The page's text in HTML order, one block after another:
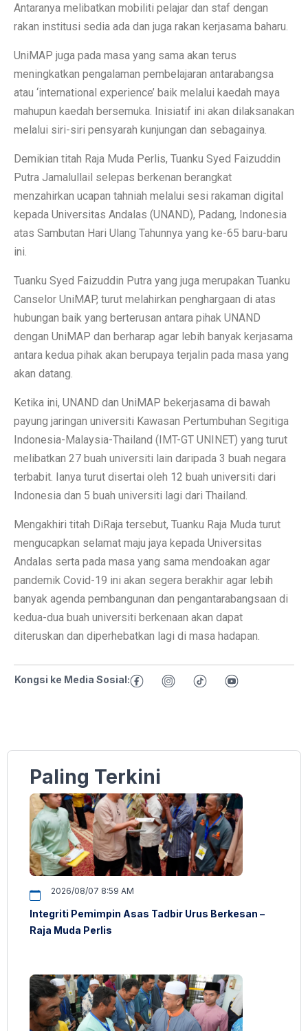
Antaranya melibatkan mobiliti pelajar dan staf dengan
rakan institusi sedia ada dan juga rakan kerjasama baharu.
UniMAP juga pada masa yang sama akan terus
meningkatkan pengalaman pembelajaran antarabangsa
atau ‘international experience’ baik melalui kaedah maya
mahupun kaedah bersemuka. Inisiatif ini akan dilaksanakan
melalui siri-siri pensyarah kunjungan dan sebagainya.
Demikian titah Raja Muda Perlis, Tuanku Syed Faizuddin
Putra Jamalullail selepas berkenan berangkat
menzahirkan ucapan tahniah melalui sesi rakaman digital
kepada Universitas Andalas (UNAND), Padang, Indonesia
atas Sambutan Hari Ulang Tahunnya yang ke-65 baru-baru
ini.
Tuanku Syed Faizuddin Putra yang juga merupakan Tuanku
Canselor UniMAP, turut melahirkan penghargaan di atas
hubungan baik yang berterusan antara pihak UNAND
dengan UniMAP dan berharap agar lebih banyak kerjasama
antara kedua pihak akan berupaya terjalin pada masa yang
akan datang.
Ketika ini, UNAND dan UniMAP bekerjasama di bawah
payung jaringan universiti Kawasan Pertumbuhan Segitiga
Indonesia-Malaysia-Thailand (IMT-GT UNINET) yang turut
melibatkan 27 buah universiti lain daripada 3 buah negara
terbabit. Ianya turut disertai oleh 12 buah universiti dari
Indonesia dan 5 buah universiti lagi dari Thailand.
Mengakhiri titah DiRaja tersebut, Tuanku Raja Muda turut
mengucapkan selamat maju jaya kepada Universitas
Andalas serta pada masa yang sama mendoakan agar
pandemik Covid-19 ini akan segera berakhir agar lebih
banyak agenda pembangunan dan pengantarabangsaan di
kedua-dua buah universiti berkenaan akan dapat
diteruskan dan diperhebatkan lagi di masa hadapan.
Kongsi ke Media Sosial:
Paling Terkini
2026/08/07 8:59 AM
Integriti Pemimpin Asas Tadbir Urus Berkesan –
Raja Muda Perlis